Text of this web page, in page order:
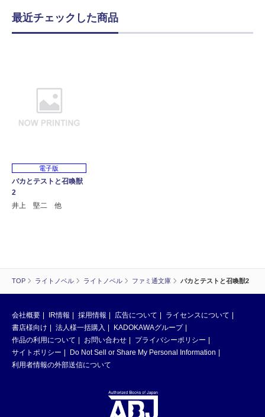
TOP ライトノベル ライトノベル ファミ通文庫 バカとテストと召喚獣2
最近チェックした商品
電子版
バカとテストと召喚獣
2
井上 堅二 他
会社概要 IR情報 採用情報 広告について
ライセンスについて
書店様向け
法人様一括購入
KADOKAWAグループ
作品の利用について
お問い合わせ
プライバシーポリシー
サイトポリシー
Do Not Sell or Share My Personal Information
利用者情報の外部送信について